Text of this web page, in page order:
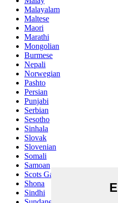
Malayalam
Maltese
Maori
Marathi
Mongolian
Burmese
Nepali
Norwegian
Pashto
Persian
Punjabi
Serbian
Sesotho
Sinhala
Slovak
Slovenian
Somali
Samoan
Scots Gaelic
Shona
Sindhi